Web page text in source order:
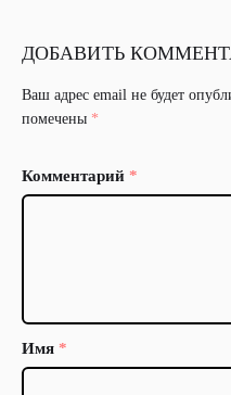
ДОБАВИТЬ
Ваш адрес email не будет
помечены *
Комментарий *
Имя *